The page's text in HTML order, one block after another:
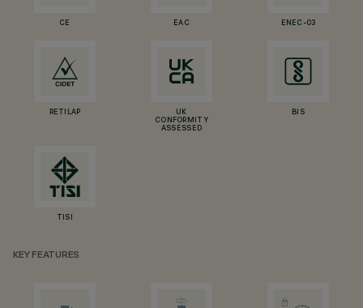
CE EAC ENEC-03
RETILAP
UK
CONFORMITY
ASSESSED
BIS
TISI
KEY FEATURES